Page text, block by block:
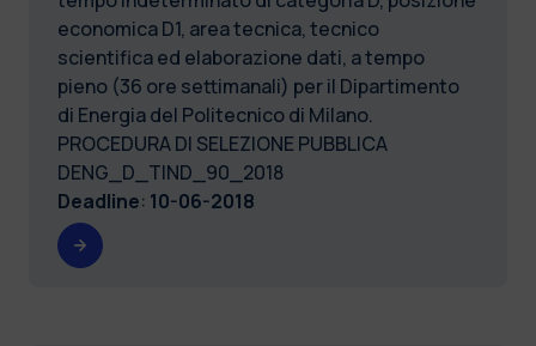
economica D1, area tecnica, tecnico
scientifica ed elaborazione dati, a tempo
pieno (36 ore settimanali) per il Dipartimento
di Energia del Politecnico di Milano.
PROCEDURA DI SELEZIONE PUBBLICA
DENG_D_TIND_90_2018
Deadline: 10-06-2018